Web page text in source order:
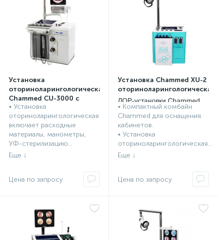
Установка
оториноларингологическая
Chammed CU-3000 с
принадлежностями,
манометрами, УФ-
стерилизация
эндоскопов
ЛОР-установки Chammed,
Южная Корея
• Установка
оториноларингологическая
включает расходные
материалы, манометры,
УФ-стерилизацию...
Установка Chammed XU-2
оториноларингологическая
ЛОР-установки Chammed,
Южная Корея
• Компактный комбайн
Chammed для оснащения
кабинетов.
• Установка
оториноларингологическая...